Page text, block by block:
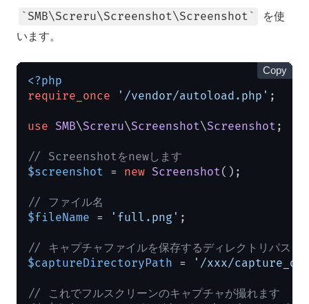
SMB\Screru\Screenshot\Screenshot
を使
います。
<?php
require_once
'/vendor/autoload.php' ;
use SMB\Screru\Screenshot\Screenshot ;
// Screenshotをnewします
$screenshot = new Screenshot();
// ファイル名
$fileName = 'full.png' ;
// キャプチャファイルを保存するディレクトリパス
$captureDirectoryPath = '/xxx/
// これでフルスクリーンのキャプチャが撮れます
Copy